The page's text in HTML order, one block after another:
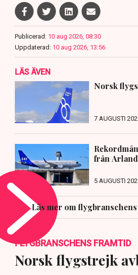
Publicerad: 10 aug 2026, 08:30
Uppdaterad: 10 aug 2026, 13:56
LÄS ÄVEN
Norsk
7 AUGUSTI
från
5 AUGUSTI
Läs mer om
FLYGBRANSCHENS FRAMTID
Norsk flygstrejk